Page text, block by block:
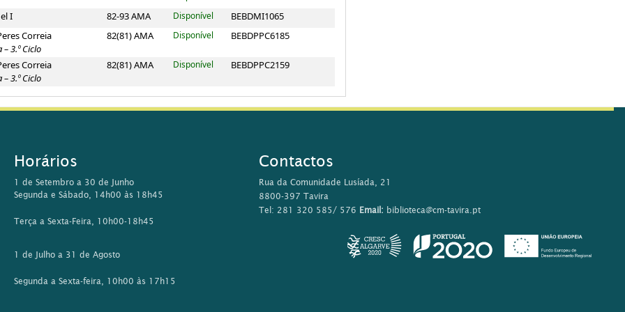
I
82-93 AMA Disponível
BEBDMI1065
Correia
3.º Ciclo
82(81) AMA Disponível BEBDPPC6185
Correia
3.º Ciclo
82(81) AMA Disponível BEBDPPC2159
Horários
1 de Setembro a 30 de Junho
Segunda e Sábado, 14h00 às 18h45
Terça a Sexta-Feira, 10h00-18h45
1 de Julho a 31 de Agosto
Segunda a Sexta-feira, 10h00 às 17h15
Contactos
Rua da Comunidade Lusíada, 21
8800-397 Tavira
Tel: 281 320 585/ 576 Email: biblioteca@cm-tavira.pt